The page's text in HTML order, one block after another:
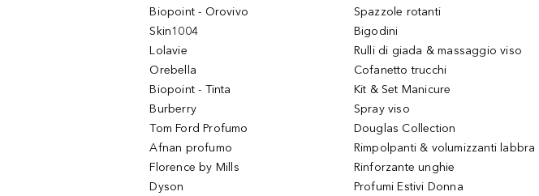
Biopoint - Orovivo
Skin1004
Lolavie
Orebella
Biopoint - Tinta
Burberry
Tom Ford Profumo
Afnan profumo
Florence by Mills
Dyson
Spazzole rotanti
Bigodini
Rulli di giada & massaggio viso
Cofanetto trucchi
Kit & Set Manicure
Spray viso
Douglas Collection
Rimpolpanti & volumizzanti labbra
Rinforzante unghie
Profumi Estivi Donna